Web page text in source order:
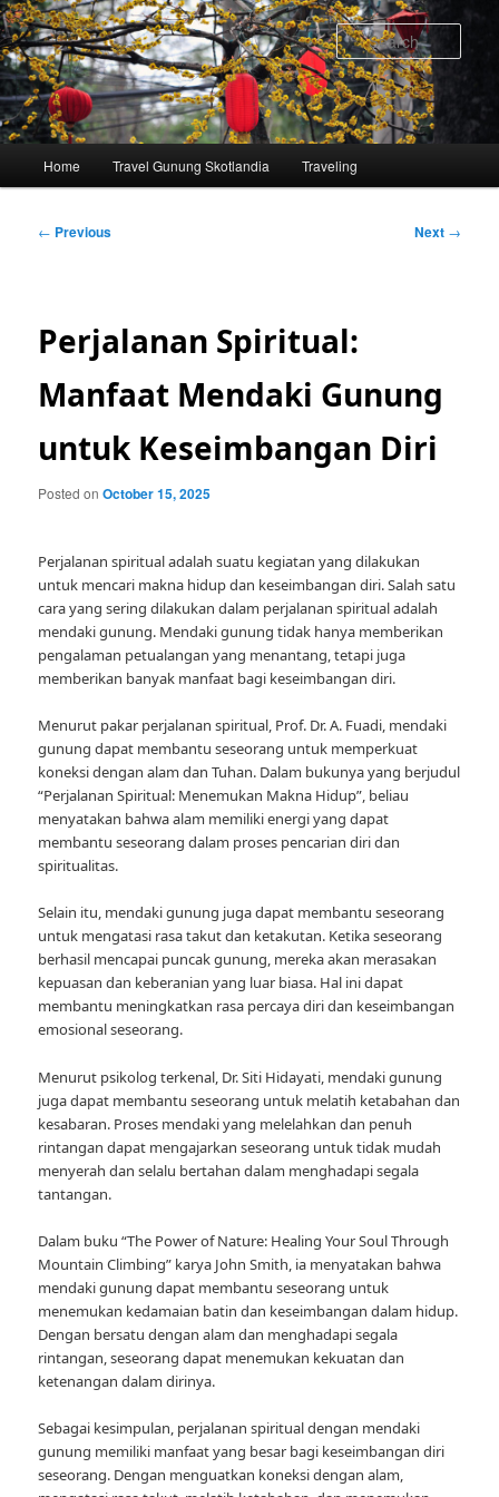
Skip
to
primary
content
Home Travel Gunung Skotlandia Traveling
Post
← Previous Next →
Perjalanan Spiritual:
Manfaat Mendaki Gunung
untuk Keseimbangan Diri
Posted onOctober 15, 2025
Perjalanan spiritual adalah suatu kegiatan yang dilakukan
untuk mencari makna hidup dan keseimbangan diri. Salah satu
cara yang sering dilakukan dalam perjalanan spiritual adalah
mendaki gunung. Mendaki gunung tidak hanya memberikan
pengalaman petualangan yang menantang, tetapi juga
memberikan banyak manfaat bagi keseimbangan diri.
Menurut pakar perjalanan spiritual, Prof. Dr. A. Fuadi, mendaki
gunung dapat membantu seseorang untuk memperkuat
koneksi dengan alam dan Tuhan. Dalam bukunya yang berjudul
“Perjalanan Spiritual: Menemukan Makna Hidup”, beliau
menyatakan bahwa alam memiliki energi yang dapat
membantu seseorang dalam proses pencarian diri dan
spiritualitas.
Selain itu, mendaki gunung juga dapat membantu seseorang
untuk mengatasi rasa takut dan ketakutan. Ketika seseorang
berhasil mencapai puncak gunung, mereka akan merasakan
kepuasan dan keberanian yang luar biasa. Hal ini dapat
membantu meningkatkan rasa percaya diri dan keseimbangan
emosional seseorang.
Menurut psikolog terkenal, Dr. Siti Hidayati, mendaki gunung
juga dapat membantu seseorang untuk melatih ketabahan dan
kesabaran. Proses mendaki yang melelahkan dan penuh
rintangan dapat mengajarkan seseorang untuk tidak mudah
menyerah dan selalu bertahan dalam menghadapi segala
tantangan.
Dalam buku “The Power of Nature: Healing Your Soul Through
Mountain Climbing” karya John Smith, ia menyatakan bahwa
mendaki gunung dapat membantu seseorang untuk
menemukan kedamaian batin dan keseimbangan dalam hidup.
Dengan bersatu dengan alam dan menghadapi segala
rintangan, seseorang dapat menemukan kekuatan dan
ketenangan dalam dirinya.
Sebagai kesimpulan, perjalanan spiritual dengan mendaki
gunung memiliki manfaat yang besar bagi keseimbangan diri
seseorang. Dengan menguatkan koneksi dengan alam,